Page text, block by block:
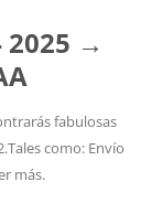
2025 →
fabulosas
como: Envío
más.